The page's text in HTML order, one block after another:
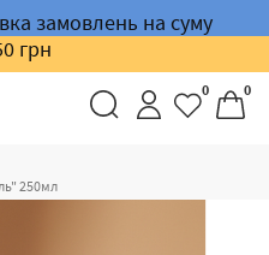
замовлень на суму
грн
0 0
250мл